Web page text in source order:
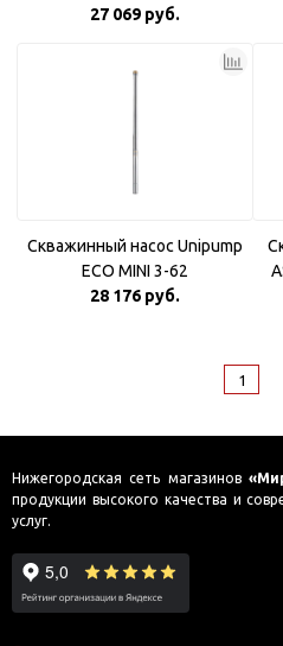
27 069 руб.
Скважинный насос Unipump
ECO MINI 3-62
28 176 руб.
1
Нижегородская сеть магазинов
продукции высокого качества и
услуг.